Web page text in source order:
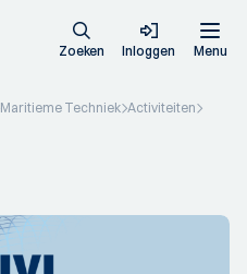
Zoeken Inloggen Menu
Maritieme Techniek Activiteiten